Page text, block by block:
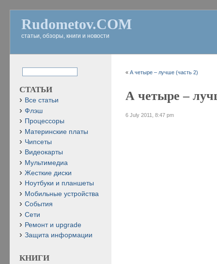
Rudometov.COM
статьи, обзоры, книги и новости
«А четыре – лучше (часть 2)
А четыре –
6 July 2011, 8:47 pm
СТАТЬИ
Все статьи
Флэш
Процессоры
Материнские платы
Чипсеты
Видеокарты
Мультимедиа
Жесткие диски
Ноутбуки и планшеты
Мобильные устройства
События
Сети
Ремонт и upgrade
Защита информации
КНИГИ